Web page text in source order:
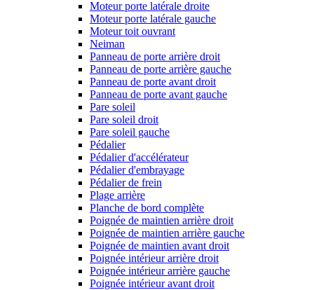
Moteur porte latérale droite
Moteur porte latérale gauche
Moteur toit ouvrant
Neiman
Panneau de porte arrière droit
Panneau de porte arrière gauche
Panneau de porte avant droit
Panneau de porte avant gauche
Pare soleil
Pare soleil droit
Pare soleil gauche
Pédalier
Pédalier d'accélérateur
Pédalier d'embrayage
Pédalier de frein
Plage arrière
Planche de bord complète
Poignée de maintien arrière droit
Poignée de maintien arrière gauche
Poignée de maintien avant droit
Poignée intérieur arrière droit
Poignée intérieur arrière gauche
Poignée intérieur avant droit